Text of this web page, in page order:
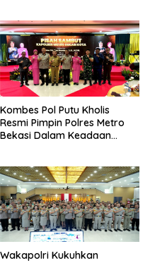
Kombes Pol Putu Kholis
Resmi Pimpin Polres Metro
Bekasi Dalam Keadaan
Wakapolri Kukuhkan